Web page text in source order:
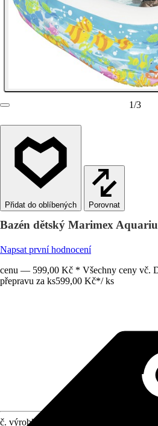
1/3
Porovnat
Bazén dětský Marimex
Napsat první hodnocení
cenu — 599,00 Kč * Všechny ceny vč.
přepravu za ks599,00 Kč*/ ks
č. výrobku